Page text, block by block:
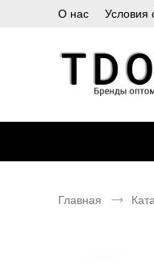
О нас Условия
Главная